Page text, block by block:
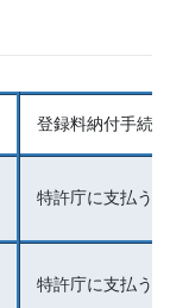
登録料納付手続
特許庁に支払う
特許庁に支払う